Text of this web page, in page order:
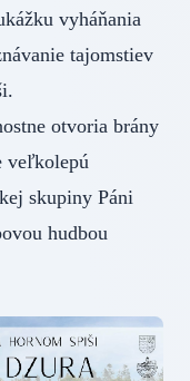
vyháňania
tajomstiev
otvoria brány
veľkolepú
skupiny Páni
hudbou